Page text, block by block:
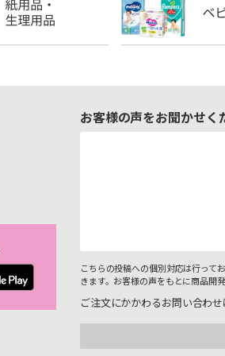
お客様の声をお聞かせく
こちらの投稿への個別対応は行って
きます。お客様の声をもとに商品開
ご注文にかかわるお問い合わせ